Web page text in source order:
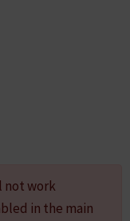
not work
in the main